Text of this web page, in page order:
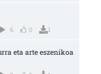
6 0 1
eta arte eszenikoa